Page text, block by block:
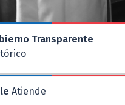
Transparente
Atiende